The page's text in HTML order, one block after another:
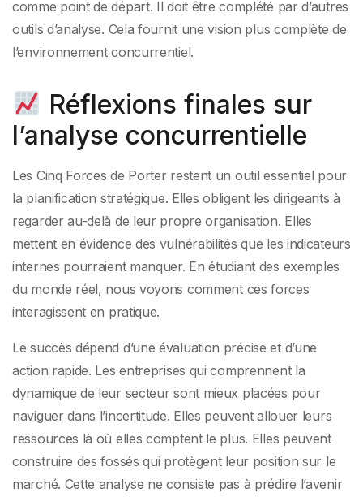
comme point de départ. Il doit être complété par d’autres
outils d’analyse. Cela fournit une vision plus complète de
l’environnement concurrentiel.
Réflexions finales sur
l’analyse concurrentielle
Les Cinq Forces de Porter restent un outil essentiel pour
la planification stratégique. Elles obligent les dirigeants à
regarder au-delà de leur propre organisation. Elles
mettent en évidence des vulnérabilités que les indicateurs
internes pourraient manquer. En étudiant des exemples
du monde réel, nous voyons comment ces forces
interagissent en pratique.
Le succès dépend d’une évaluation précise et d’une
action rapide. Les entreprises qui comprennent la
dynamique de leur secteur sont mieux placées pour
naviguer dans l’incertitude. Elles peuvent allouer leurs
ressources là où elles comptent le plus. Elles peuvent
construire des fossés qui protègent leur position sur le
marché. Cette analyse ne consiste pas à prédire l’avenir